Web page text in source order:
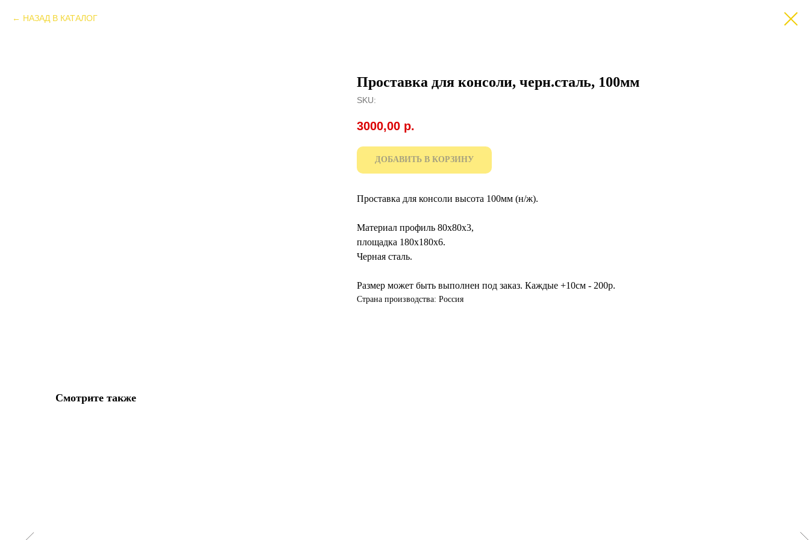
НАЗАД В КАТАЛОГ
Проставка для консоли, черн.сталь, 100мм
SKU:
3000,00 р.
ДОБАВИТЬ В КОРЗИНУ
Проставка для консоли высота 100мм (н/ж).
Материал профиль 80х80х3,
площадка 180х180х6.
Черная сталь.
Размер может быть выполнен под заказ. Каждые +10см - 200р.
Страна производства: Россия
Смотрите также